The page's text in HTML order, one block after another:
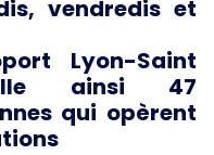
vendredis et
Lyon-Saint
ainsi 47
qui opèrent